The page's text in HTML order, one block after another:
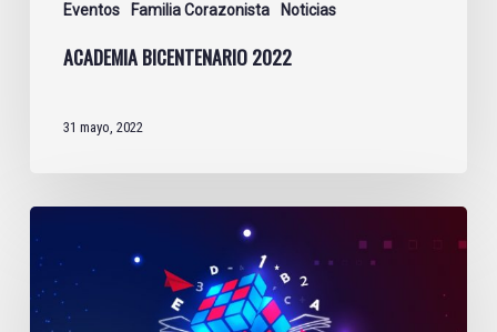
Eventos Familia Corazonista Noticias
ACADEMIA BICENTENARIO 2022
31 mayo, 2022
Academia
Bicentenario
Corazonistas